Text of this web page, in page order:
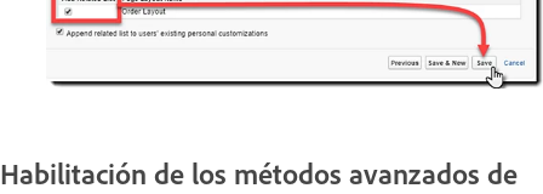
Habilitación de los métodos avanzados de